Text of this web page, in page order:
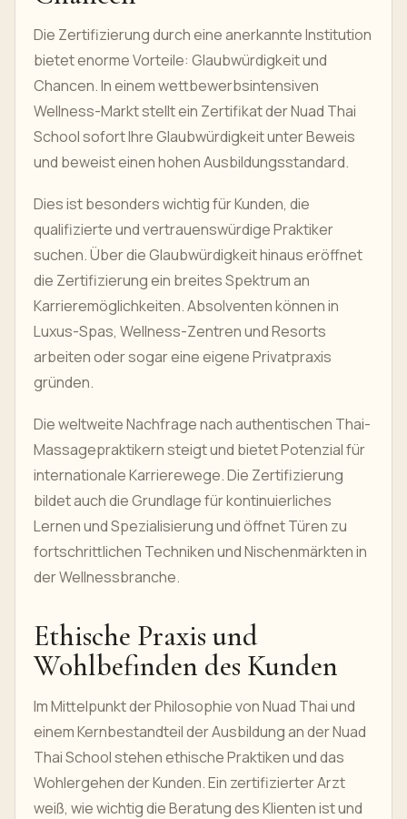
Die Zertifizierung durch eine anerkannte Institution
bietet enorme Vorteile: Glaubwürdigkeit und
Chancen. In einem wettbewerbsintensiven
Wellness-Markt stellt ein Zertifikat der Nuad Thai
School sofort Ihre Glaubwürdigkeit unter Beweis
und beweist einen hohen Ausbildungsstandard.
Dies ist besonders wichtig für Kunden, die
qualifizierte und vertrauenswürdige Praktiker
suchen. Über die Glaubwürdigkeit hinaus eröffnet
die Zertifizierung ein breites Spektrum an
Karrieremöglichkeiten. Absolventen können in
Luxus-Spas, Wellness-Zentren und Resorts
arbeiten oder sogar eine eigene Privatpraxis
gründen.
Die weltweite Nachfrage nach authentischen Thai-
Massagepraktikern steigt und bietet Potenzial für
internationale Karrierewege. Die Zertifizierung
bildet auch die Grundlage für kontinuierliches
Lernen und Spezialisierung und öffnet Türen zu
fortschrittlichen Techniken und Nischenmärkten in
der Wellnessbranche.
Ethische Praxis und
Wohlbefinden des Kunden
Im Mittelpunkt der Philosophie von Nuad Thai und
einem Kernbestandteil der Ausbildung an der Nuad
Thai School stehen ethische Praktiken und das
Wohlergehen der Kunden. Ein zertifizierter Arzt
weiß, wie wichtig die Beratung des Klienten ist und